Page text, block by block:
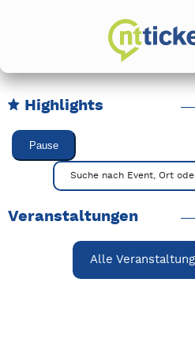
Highlights
Karussell Veranstaltungen
Pause
Mit Tab zu denSuche nach Event, Ort
Veranstaltungen
Alle